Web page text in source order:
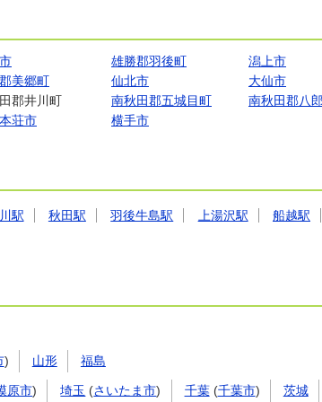
雄勝郡羽後町
潟上市
美郷町 仙北市
大仙市
郡井川町 南秋田郡五城目町
南秋田郡八
荘市 横手市
駅 秋田駅 羽後牛島駅 上湯沢駅
船越駅
) 山形 福島
原市) 埼玉 (さいたま市) 千葉(千葉市) 茨城